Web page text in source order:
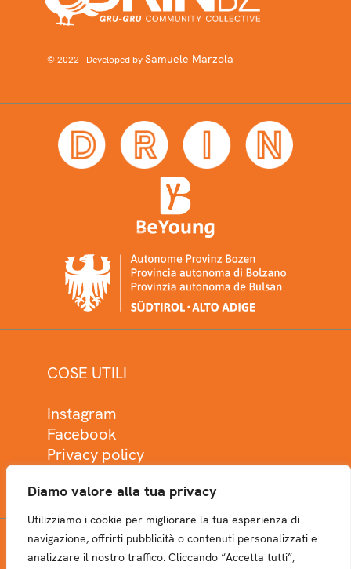
Diamo valore alla tua privacy
Utilizziamo i cookie per migliorare la tua esperienza di
navigazione, offrirti pubblicità o contenuti personalizzati e
analizzare il nostro traffico. Cliccando “Accetta tutti”,
© 2022 - Developed bySamuele Marzola
COSE UTILI
Instagram
Facebook
Privacy policy
NEWSLETTER